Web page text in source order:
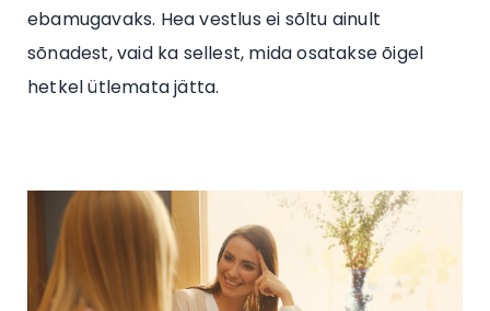
ebamugavaks. Hea vestlus ei sõltu ainult
sõnadest, vaid ka sellest, mida osatakse õigel
hetkel ütlemata jätta.